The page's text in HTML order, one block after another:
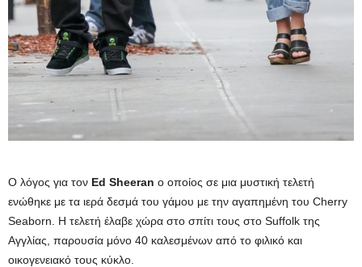
Ο λόγος για τον Ed Sheeran o οποίος σε μια μυστική τελετή
ενώθηκε με τα ιερά δεσμά του γάμου με την αγαπημένη του Cherry
Seaborn. Η τελετή έλαβε χώρα στο σπίτι τους στο Suffolk της
Αγγλίας, παρουσία μόνο 40 καλεσμένων από το φιλικό και
οικογενειακό τους κύκλο.